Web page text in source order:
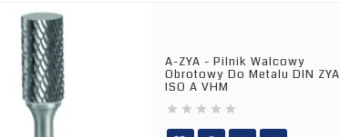
A-ZYA - Pilnik Walcowy
Obrotowy Do Metalu DIN ZYA
ISO A VHM
    